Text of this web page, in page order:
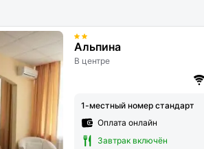
Альпина
В центре
1-местный номер стандарт
Оплата онлайн
Завтрак включён